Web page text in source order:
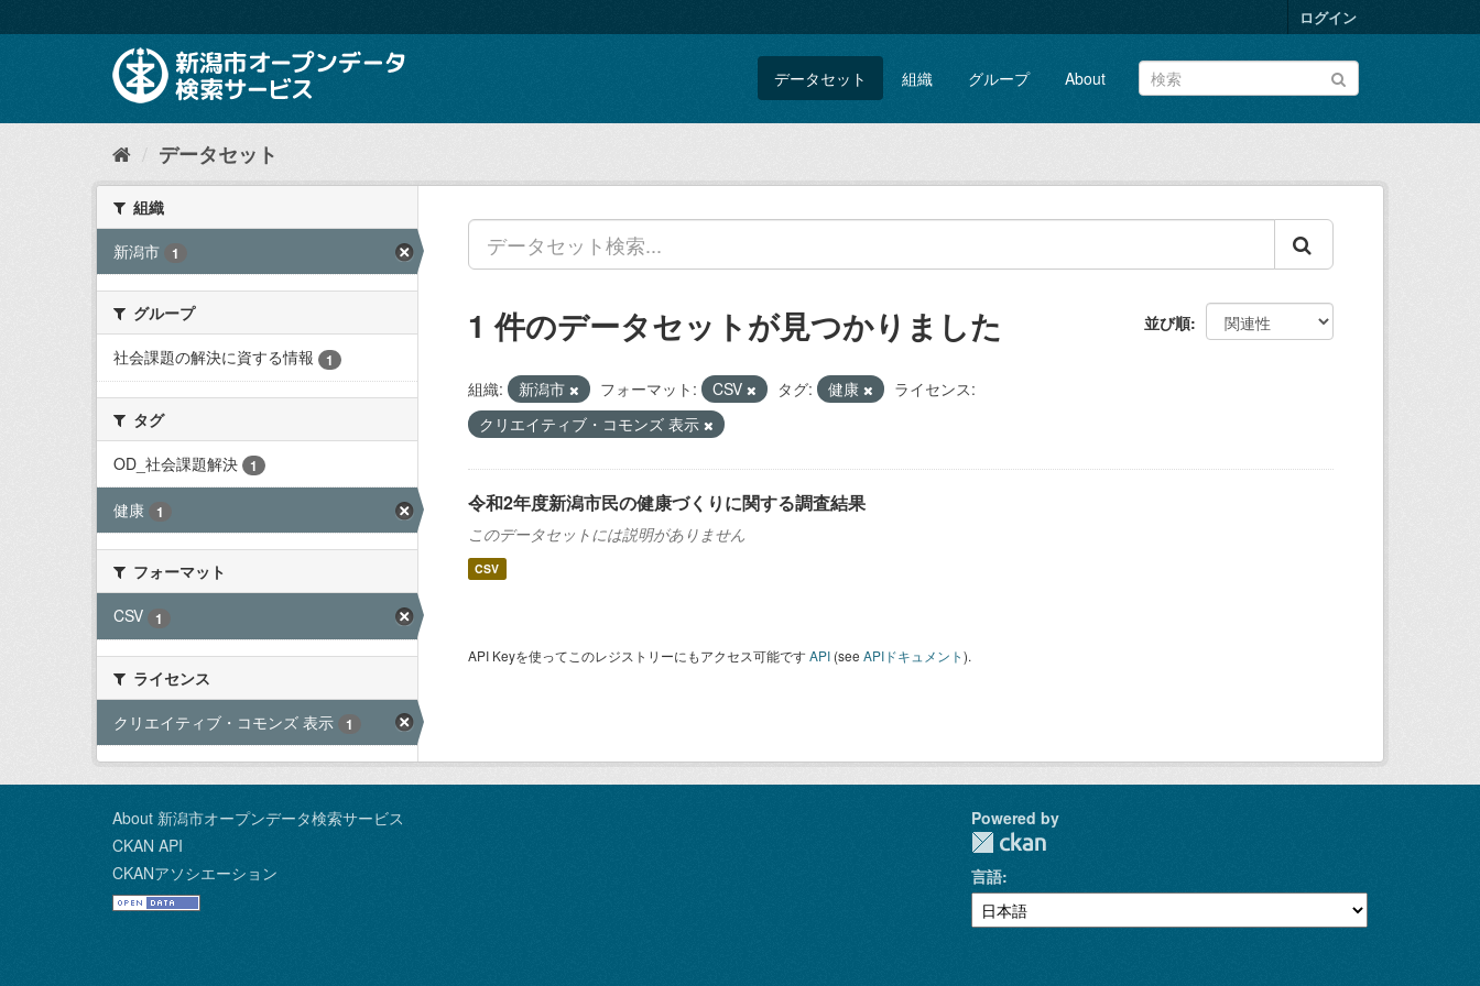
キ
て
ログイン
データセット 組織 グループ About
データセット
組織
新潟市
1
グループ
社会課題の解決に資する情報
1
タグ
OD_社会課題解決
1
健康 1
フォーマット
CSV
1
ライセンス
クリエイティブ・コモンズ 表示
1
並び順
1 件のデータセットが見つかりました
組織: 新潟市 フォーマット: CSV タグ: 健康
ライセンス:
クリエイティブ・コモンズ 表示
令和2年度新潟市民の健康づくりに関する調査結果
このデータセットには説明がありません
CSV
API Keyを使ってこのレジストリーにもアクセス可能ですAPI (see APIドキュメント).
About 新潟市オープンデータ検索サービス
CKAN API
CKANアソシエーション
Powered by
言語